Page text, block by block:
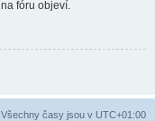
fóru objeví.
Všechny časy jsou v UTC+01:00